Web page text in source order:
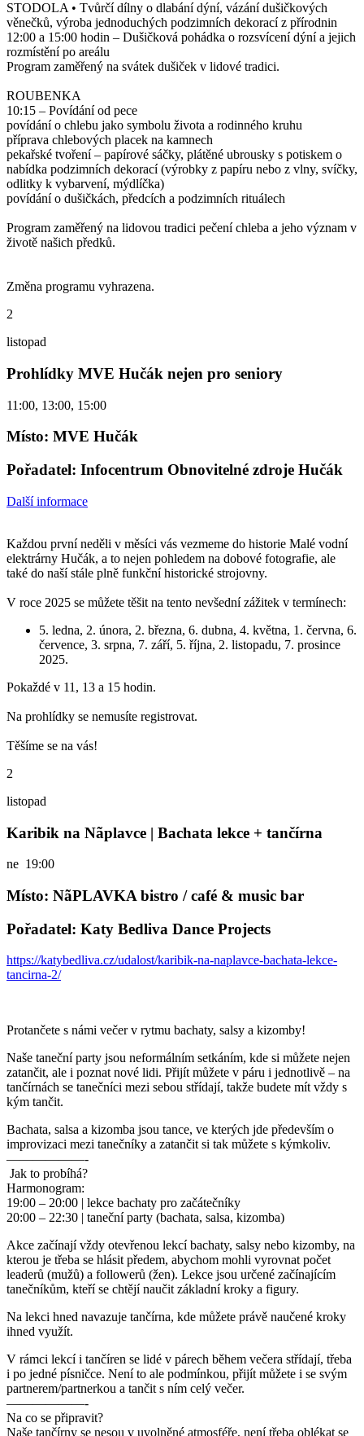
STODOLA • Tvůrčí dílny o dlabání dýní, vázání dušičkových
věnečků, výroba jednoduchých podzimních dekorací z přírodnin
12:00 a 15:00 hodin – Dušičková pohádka o rozsvícení dýní a jejich
rozmístění po areálu
Program zaměřený na svátek dušiček v lidové tradici.
ROUBENKA
10:15 – Povídání od pece
povídání o chlebu jako symbolu života a rodinného kruhu
příprava chlebových placek na kamnech​​
pekařské tvoření – papírové sáčky, plátěné ubrousky s potiskem o
nabídka podzimních dekorací (výrobky z papíru nebo z vlny, svíčky,
odlitky k vybarvení, mýdlíčka)​ ​
povídání o dušičkách, předcích a podzimních rituálech
Program zaměřený na lidovou tradici pečení chleba a jeho význam v
životě našich předků. ​
Změna programu vyhrazena.
2
listopad
Prohlídky MVE Hučák nejen pro seniory
11:00, 13:00, 15:00
Místo: MVE Hučák
Pořadatel: Infocentrum Obnovitelné zdroje Hučák
Další informace
Každou první neděli v měsíci vás vezmeme do historie Malé vodní
elektrárny Hučák, a to nejen pohledem na dobové fotografie, ale
také do naší stále plně funkční historické strojovny.
V roce 2025 se můžete těšit na tento nevšední zážitek v termínech:
5. ledna, 2. února, 2. března, 6. dubna, 4. května, 1. června, 6.
července, 3. srpna, 7. září, 5. října, 2. listopadu, 7. prosince
2025.
Pokaždé v 11, 13 a 15 hodin.
Na prohlídky se nemusíte registrovat.
Těšíme se na vás!
2
listopad
Karibik na Nãplavce | Bachata lekce + tančírna
ne 19:00
Místo: NãPLAVKA bistro / café & music bar
Pořadatel: Katy Bedliva Dance Projects
https://katybedliva.cz/udalost/karibik-na-naplavce-bachata-lekce-
tancirna-2/
Protančete s námi večer v rytmu bachaty, salsy a kizomby!
Naše taneční party jsou neformálním setkáním, kde si můžete nejen
zatančit, ale i poznat nové lidi. Přijít můžete v páru i jednotlivě – na
tančírnách se tanečníci mezi sebou střídají, takže budete mít vždy s
kým tančit.
Bachata, salsa a kizomba jsou tance, ve kterých jde především o
improvizaci mezi tanečníky a zatančit si tak můžete s kýmkoliv.
——————-
Jak to probíhá?
Harmonogram:
19:00 – 20:00 | lekce bachaty pro začátečníky
20:00 – 22:30 | taneční party (bachata, salsa, kizomba)
Akce začínají vždy otevřenou lekcí bachaty, salsy nebo kizomby, na
kterou je třeba se hlásit předem, abychom mohli vyrovnat počet
leaderů (mužů) a followerů (žen). Lekce jsou určené začínajícím
tanečníkům, kteří se chtějí naučit základní kroky a figury.
Na lekci hned navazuje tančírna, kde můžete právě naučené kroky
ihned využít.
V rámci lekcí i tančíren se lidé v párech během večera střídají, třeba
i po jedné písničce. Není to ale podmínkou, přijít můžete i se svým
partnerem/partnerkou a tančit s ním celý večer.
——————-
Na co se připravit?
Naše tančírny se nesou v uvolněné atmosféře, není třeba oblékat se